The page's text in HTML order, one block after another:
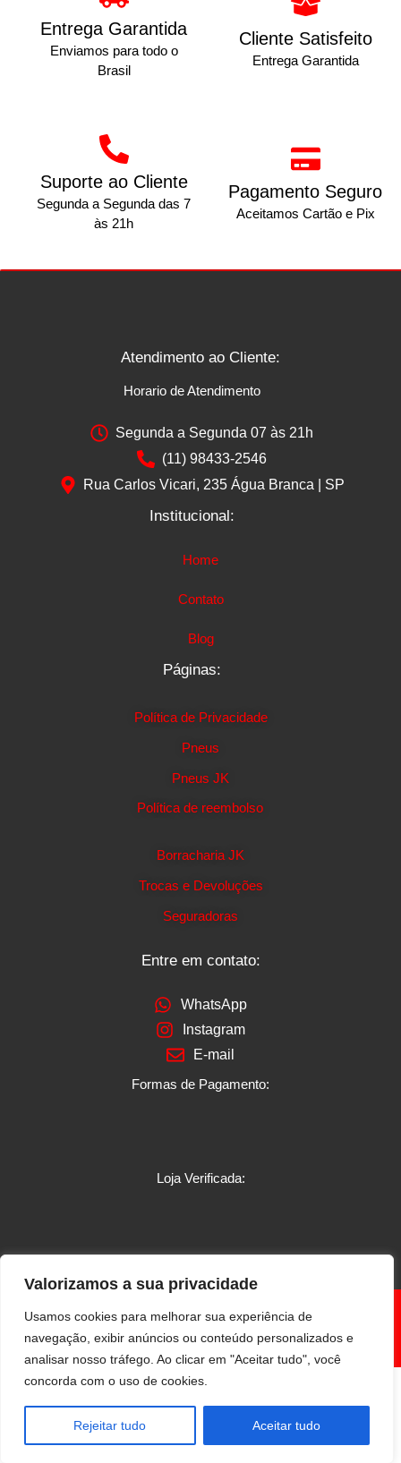
Valorizamos a sua privacidade
Usamos cookies para melhorar sua experiência de
navegação, exibir anúncios ou conteúdo personalizados e
analisar nosso tráfego. Ao clicar em "Aceitar tudo", você
concorda com o uso de cookies.
Rejeitar tudo Aceitar tudo
Entrega Garantida
Enviamos para todo o
Brasil
Cliente Satisfeito
Entrega Garantida
Suporte ao Cliente
Segunda a Segunda das 7
às 21h
Pagamento Seguro
Aceitamos Cartão e Pix
Atendimento ao Cliente:
Horario de Atendimento
Segunda a Segunda 07 às 21h
(11) 98433-2546
Rua Carlos Vicari, 235 Água Branca | SP
Institucional:
Home
Contato
Blog
Páginas:
Política de Privacidade
Pneus
Pneus JK
Política de reembolso
Borracharia JK
Trocas e Devoluções
Seguradoras
Entre em contato:
WhatsApp
Instagram
E-mail
Formas de Pagamento:
Loja Verificada:
Borracharia JK – CNPJ: 09.424.669/0001-85 –
direitos reservados.